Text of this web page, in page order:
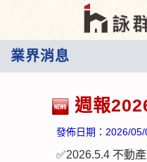
業界消息
週報
發佈日期： 2026/05/
✅2026.5.4 不動